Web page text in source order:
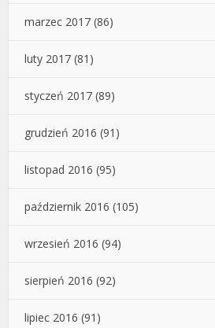
marzec 2017 (86)
luty 2017 (81)
styczeń 2017 (89)
grudzień 2016 (91)
listopad 2016 (95)
październik 2016 (105)
wrzesień 2016 (94)
sierpień 2016 (92)
lipiec 2016 (91)